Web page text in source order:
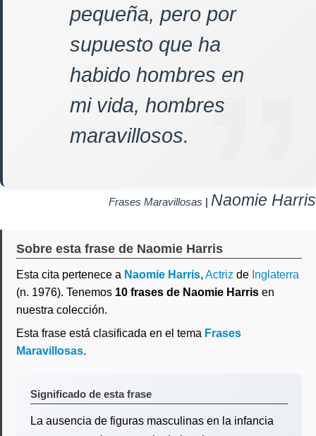
pequeña, pero por
supuesto que ha
habido hombres en
mi vida, hombres
maravillosos.
Frases Maravillosas | Naomie Harris
Sobre esta frase de Naomie Harris
Esta cita pertenece a Naomie Harris, Actriz de Inglaterra
(n. 1976). Tenemos 10 frases de Naomie Harris en
nuestra colección.
Esta frase está clasificada en el tema Frases
Maravillosas.
Significado de esta frase
La ausencia de figuras masculinas en la infancia